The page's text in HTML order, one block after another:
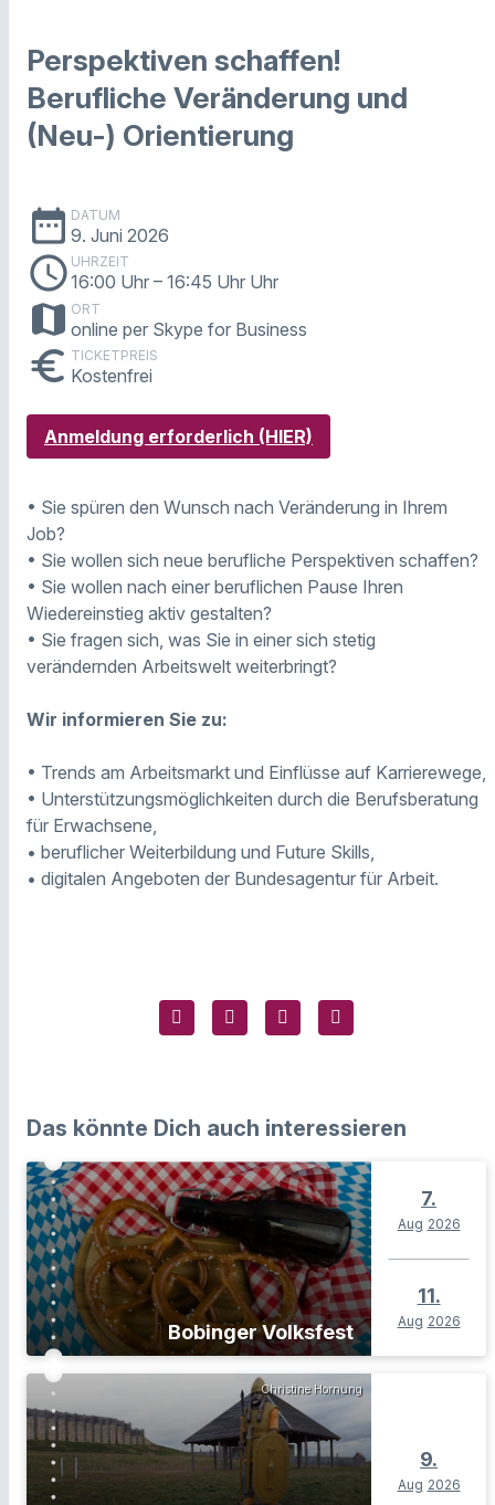
Perspektiven schaffen!
Berufliche Veränderung und
(Neu-) Orientierung
date_range DATUM
9. Juni 2026
schedule UHRZEIT
16:00 Uhr – 16:45 Uhr Uhr
map ORT
online per Skype for Business
euro TICKETPREIS
Kostenfrei
Anmeldung erforderlich (HIER)
• Sie spüren den Wunsch nach Veränderung in Ihrem
Job?
• Sie wollen sich neue berufliche Perspektiven schaffen?
• Sie wollen nach einer beruflichen Pause Ihren
Wiedereinstieg aktiv gestalten?
• Sie fragen sich, was Sie in einer sich stetig
verändernden Arbeitswelt weiterbringt?
Wir informieren Sie zu:
• Trends am Arbeitsmarkt und Einflüsse auf Karrierewege,
• Unterstützungsmöglichkeiten durch die Berufsberatung
für Erwachsene,
• beruflicher Weiterbildung und Future Skills,
• digitalen Angeboten der Bundesagentur für Arbeit.
Das könnte Dich auch interessieren
Bobinger Volksfest
7.
Aug 2026
11.
Aug 2026
Christine Hornung
9.
Aug 2026